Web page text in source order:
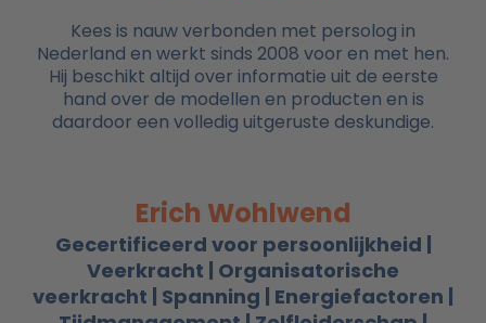
Kees is nauw verbonden met persolog in
Nederland en werkt sinds 2008 voor en met hen.
Hij beschikt altijd over informatie uit de eerste
hand over de modellen en producten en is
daardoor een volledig uitgeruste deskundige.
Erich Wohlwend
Gecertificeerd voor persoonlijkheid |
Veerkracht | Organisatorische
veerkracht | Spanning | Energiefactoren |